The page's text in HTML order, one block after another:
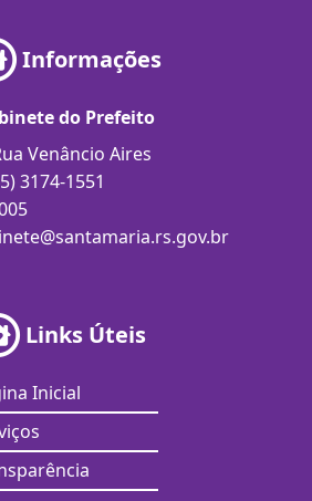
Informações
do Prefeito
Venâncio Aires
3174-1551
Links Úteis
Inicial